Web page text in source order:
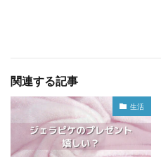
関連する記事
生活